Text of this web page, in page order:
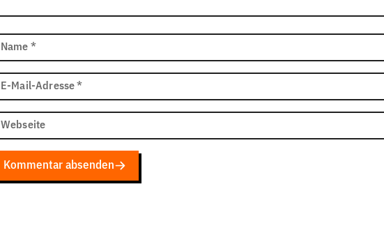
Name *
E-Mail-Adresse *
Webseite
Kommentar absenden